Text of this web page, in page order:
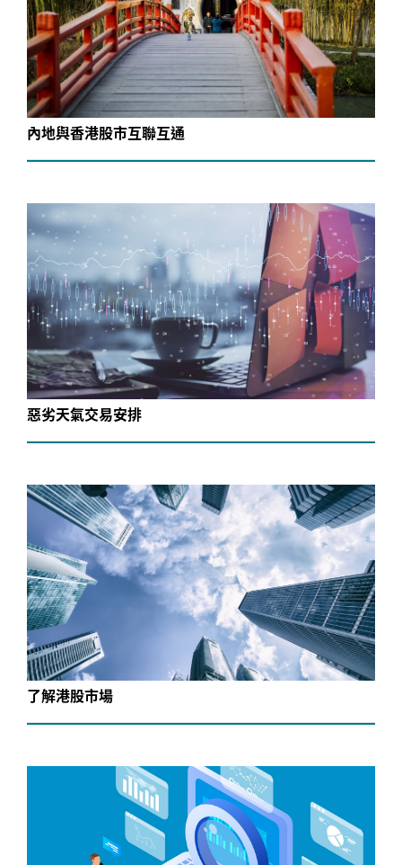
內地與香港股市互聯互通
惡劣天氣交易安排
了解港股市場